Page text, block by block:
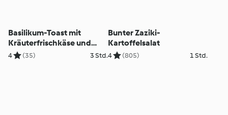
Basilikum-Toast mit
Kräuterfrischkäse und
Zitronenöl
4 (35) 3 Std.
Bunter Zaziki-
Kartoffelsalat
4 (805) 1 Std.